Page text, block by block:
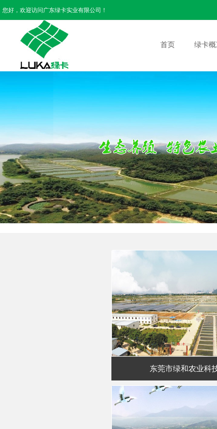
您好，欢迎访问广东绿卡实业有限公司！
首页 绿卡
东莞市绿和农业科